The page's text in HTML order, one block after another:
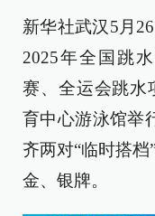
新华社武汉5月
2025年全国跳
赛、全运会跳水
育中心游泳馆举
齐两对“临时搭
金、银牌。